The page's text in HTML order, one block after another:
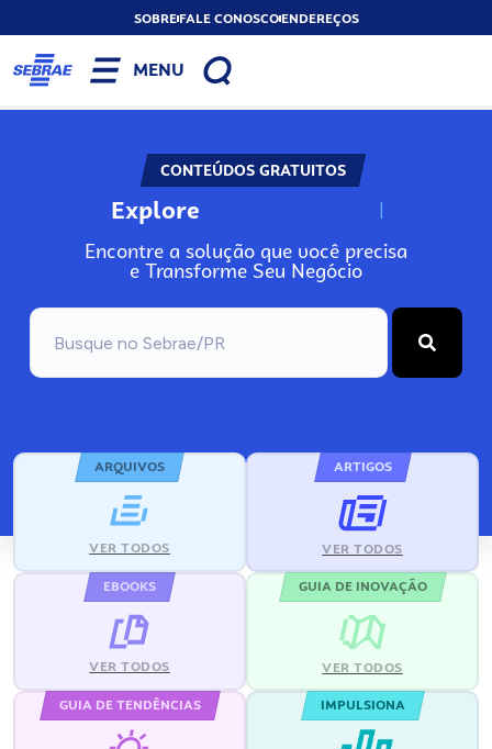
SOBREFALE CONOSCOENDEREÇOS
MENU
CONTEÚDOS GRATUITOS
Explore N
Encontre a solução que você precisa
e Transforme Seu Negócio
ARQUIVOS
VER TODOS
ARTIGOS
VER TODOS
EBOOKS
VER TODOS
GUIA DE INOVAÇÃO
VER TODOS
GUIA DE TENDÊNCIAS IMPULSIONA